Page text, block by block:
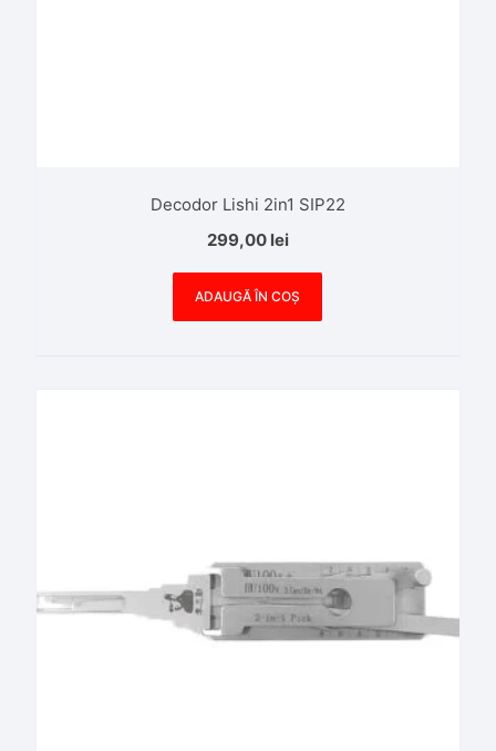
Decodor Lishi 2in1 SIP22
299,00 lei
ADAUGĂ ÎN COȘ